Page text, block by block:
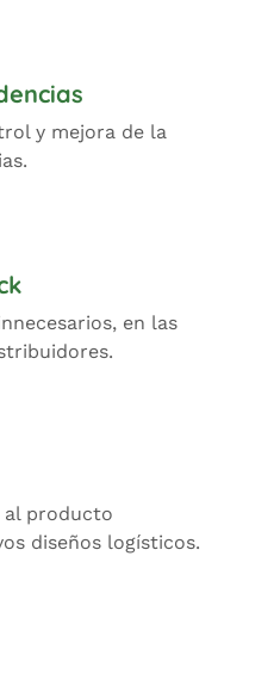
y mejora de la
en las
al producto
diseños logísticos.